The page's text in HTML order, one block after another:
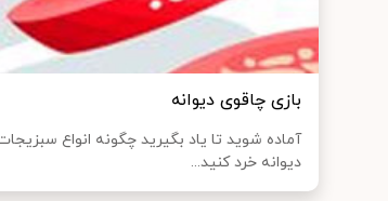
بازی چاقوی دیوانه
آماده شوید تا یاد بگیرید چگونه انواع
دیوانه خرد کنید...